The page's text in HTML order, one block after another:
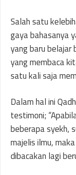
Salah satu
gaya bahasanya
yang baru belajar
yang membaca
satu kali saja
Dalam hal ini
testimoni;
beberapa syekh,
majelis ilmu,
dibacakan lagi